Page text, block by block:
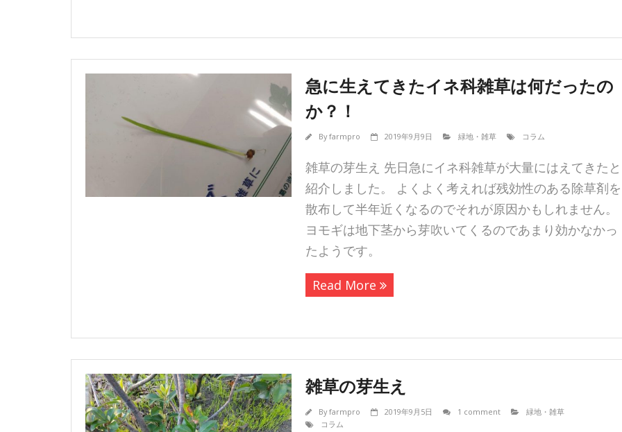
急に生えてきたイネ科雑草は何だったの
か？！
Byfarmpro 2019年9月9日 緑地・雑草 コラム
雑草の芽生え 先日急にイネ科雑草が大量にはえてきたと
紹介しました。 よくよく考えれば残効性のある除草剤を
散布して半年近くなるのでそれが原因かもしれません。
ヨモギは地下茎から芽吹いてくるのであまり効かなかっ
たようです。
Read More
雑草の芽生え
Byfarmpro 2019年9月5日 1 comment
緑地・雑草
コラム